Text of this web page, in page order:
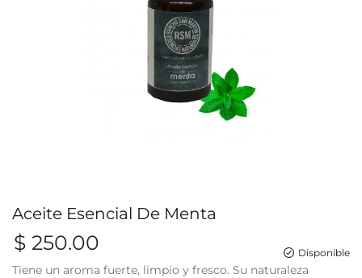
Aceite Esencial De Menta
$ 250.00 Disponible
Tiene un aroma fuerte, limpio y fresco. Su naturaleza